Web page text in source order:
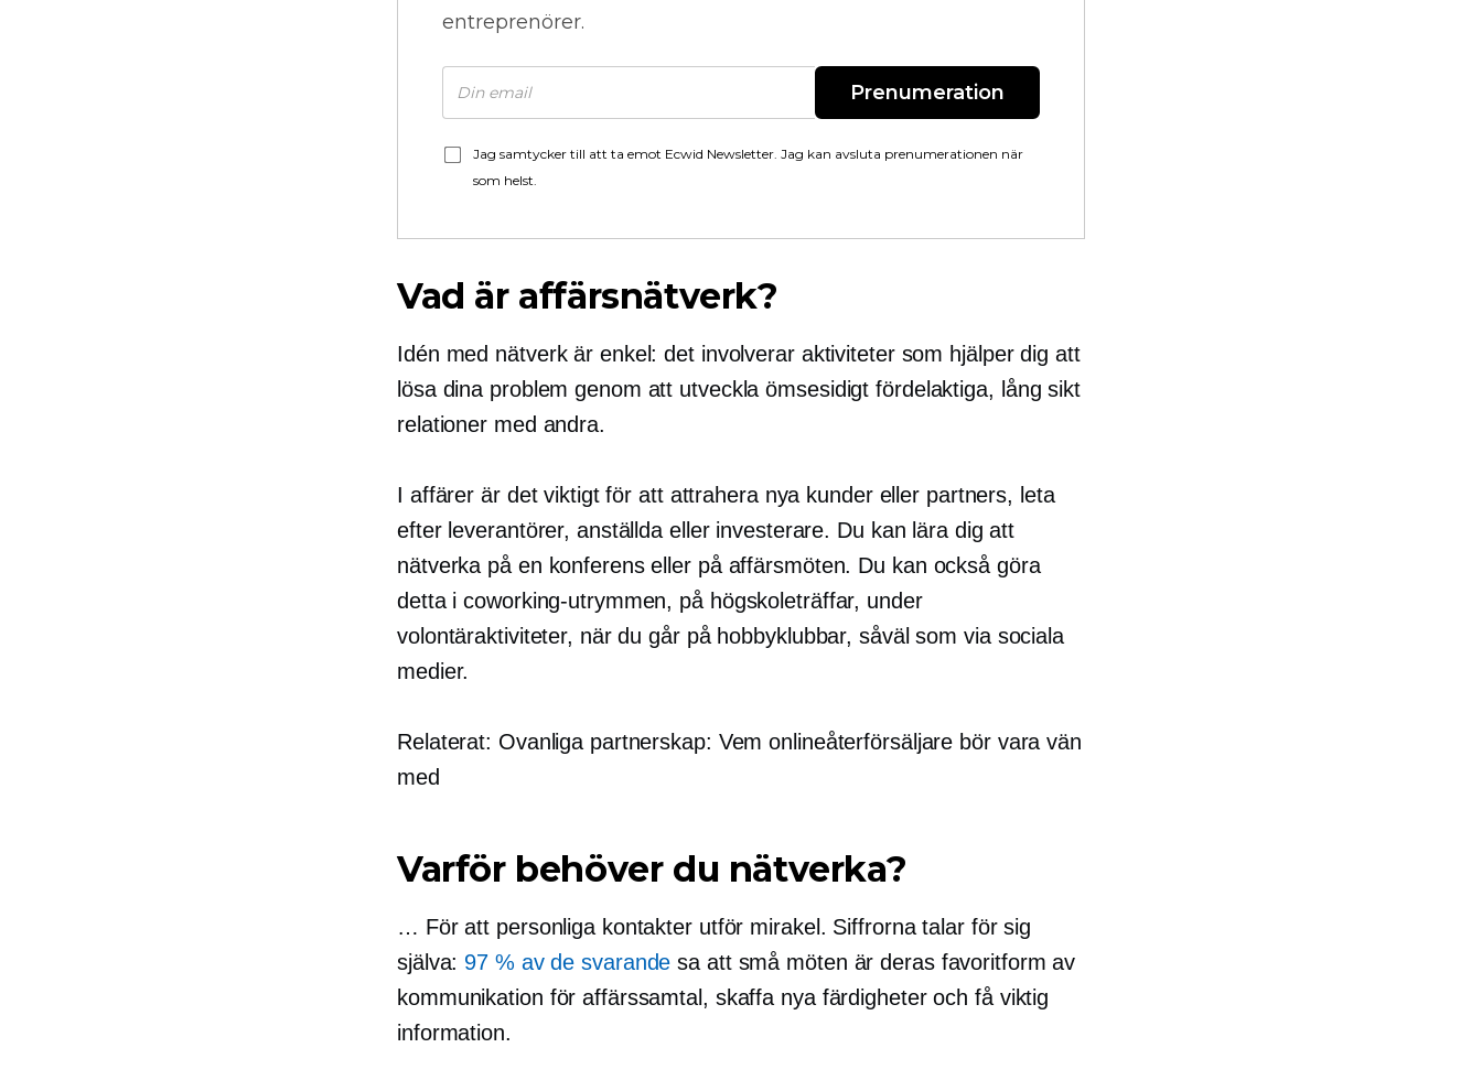
entreprenörer.
Prenumeration
Jag samtycker till att ta emot Ecwid Newsletter. Jag kan avsluta prenumerationen när
som helst.
Vad är affärsnätverk?
Idén med nätverk är enkel: det involverar aktiviteter som hjälper dig att
lösa dina problem genom att utveckla ömsesidigt fördelaktiga, lång sikt
relationer med andra.
I affärer är det viktigt för att attrahera nya kunder eller partners, leta
efter leverantörer, anställda eller investerare. Du kan lära dig att
nätverka på en konferens eller på affärsmöten. Du kan också göra
detta i coworking-utrymmen, på högskoleträffar, under
volontäraktiviteter, när du går på hobbyklubbar, såväl som via sociala
medier.
Relaterat: Ovanliga partnerskap: Vem onlineåterförsäljare bör vara vän
med
Varför behöver du nätverka?
… För att personliga kontakter utför mirakel. Siffrorna talar för sig
själva: 97 % av de svarande sa att små möten är deras favoritform av
kommunikation för affärssamtal, skaffa nya färdigheter och få viktig
information.